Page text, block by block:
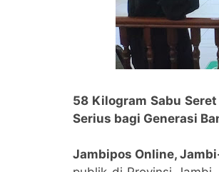
58 Kilogram Sabu
Serius bagi Generasi
Jambipos Online,